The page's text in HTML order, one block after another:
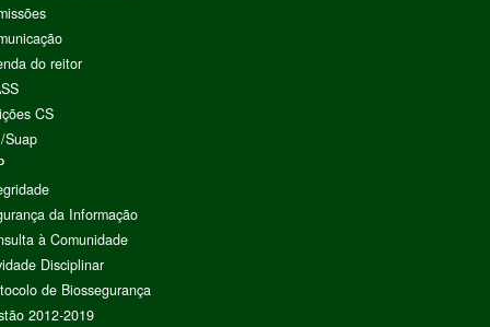
do reitor
CS
Suap
da Informação
à Comunidade
Disciplinar
de Biossegurança
2012-2019